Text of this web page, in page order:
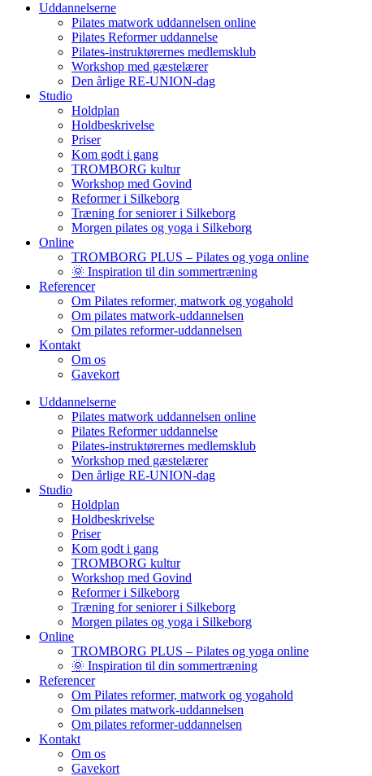
Uddannelserne
Pilates matwork uddannelsen online
Pilates Reformer uddannelse
Pilates-instruktørernes medlemsklub
Workshop med gæstelærer
Den årlige RE-UNION-dag
Studio
Holdplan
Holdbeskrivelse
Priser
Kom godt i gang
TROMBORG kultur
Workshop med Govind
Reformer i Silkeborg
Træning for seniorer i Silkeborg
Morgen pilates og yoga i Silkeborg
Online
TROMBORG PLUS – Pilates og yoga online
🌞 Inspiration til din sommertræning
Referencer
Om Pilates reformer, matwork og yogahold
Om pilates matwork-uddannelsen
Om pilates reformer-uddannelsen
Kontakt
Om os
Gavekort
Uddannelserne
Pilates matwork uddannelsen online
Pilates Reformer uddannelse
Pilates-instruktørernes medlemsklub
Workshop med gæstelærer
Den årlige RE-UNION-dag
Studio
Holdplan
Holdbeskrivelse
Priser
Kom godt i gang
TROMBORG kultur
Workshop med Govind
Reformer i Silkeborg
Træning for seniorer i Silkeborg
Morgen pilates og yoga i Silkeborg
Online
TROMBORG PLUS – Pilates og yoga online
🌞 Inspiration til din sommertræning
Referencer
Om Pilates reformer, matwork og yogahold
Om pilates matwork-uddannelsen
Om pilates reformer-uddannelsen
Kontakt
Om os
Gavekort